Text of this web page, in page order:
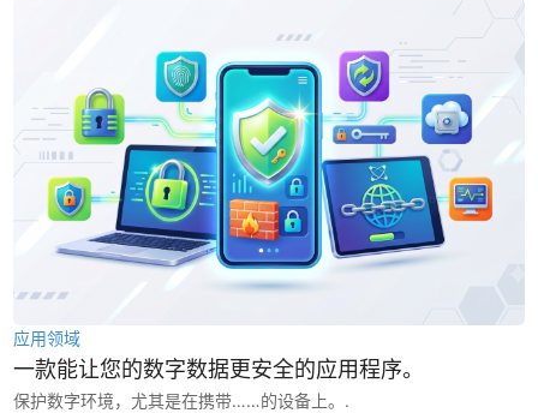
应用领域
一款能让您的数字数据更安全的应用程序。
保护数字环境，尤其是在携带……的设备上。.